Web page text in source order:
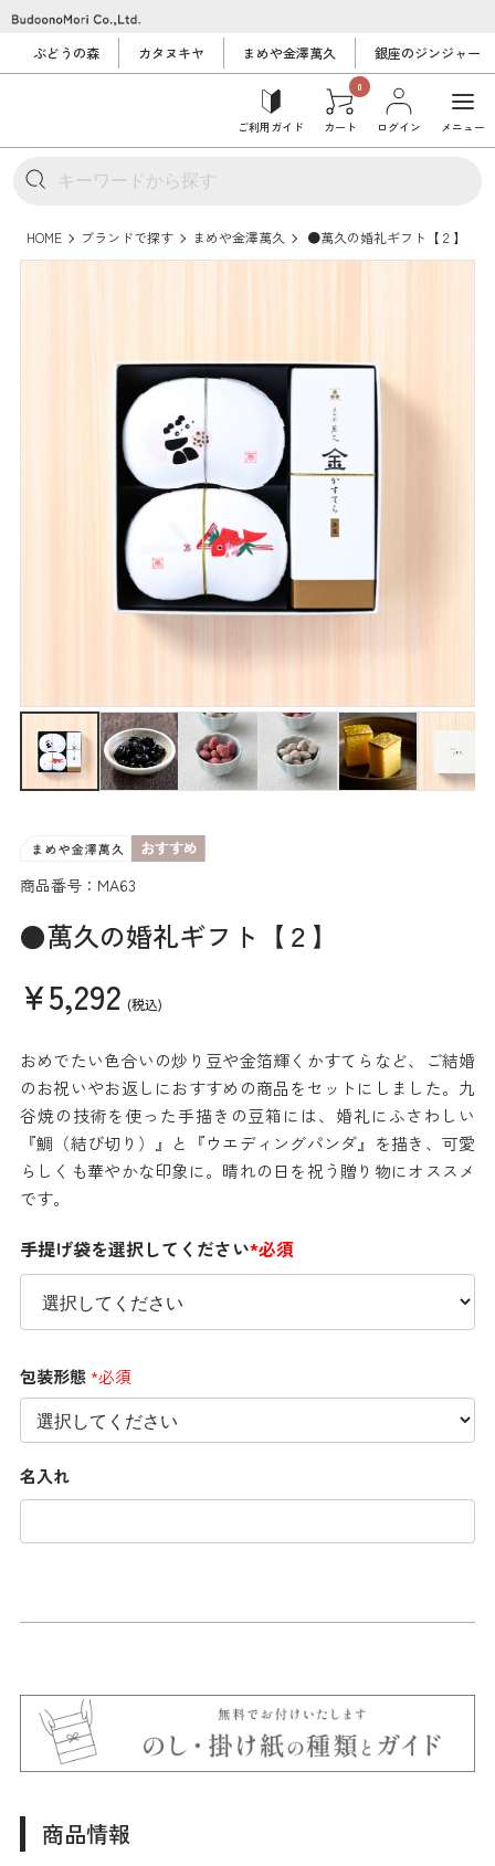
ぶどうの森 カタヌキヤ まめや金澤萬久 銀座のジンジャー
ご利用ガイド
0
カート ログイン メニュー
HOME ブランドで探す まめや金澤萬久 ●萬久の婚礼ギフト【２】
商品番号：MA63
●萬久の婚礼ギフト【２】
¥5,292 (税込)
おめでたい色合いの炒り豆や金箔輝くかすてらなど、ご結婚
のお祝いやお返しにおすすめの商品をセットにしました。九
谷焼の技術を使った手描きの豆箱には、婚礼にふさわしい
『鯛（結び切り）』と『ウエディングパンダ』を描き、可愛
らしくも華やかな印象に。晴れの日を祝う贈り物にオススメ
です。
手提げ袋を選択してください*必須
包装形態*必須
名入れ
商品情報